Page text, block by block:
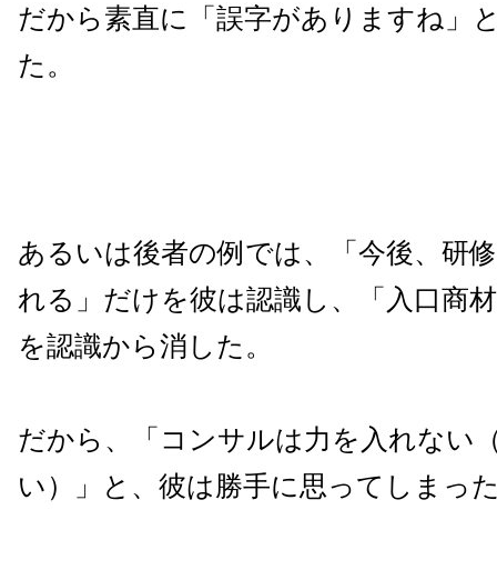
だから素直に「誤字がありますね」
た。
あるいは後者の例では、「今後、研
れる」だけを彼は認識し、「入口商
を認識から消した。
だから、「コンサルは力を入れない
い）」と、彼は勝手に思ってしまっ